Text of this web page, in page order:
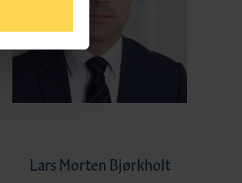
Lars Morten Bjørkholt